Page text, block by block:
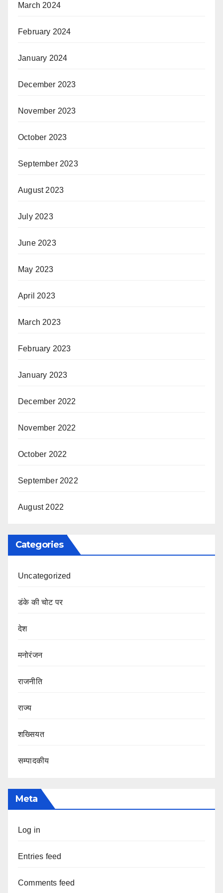
March 2024
February 2024
January 2024
December 2023
November 2023
October 2023
September 2023
August 2023
July 2023
June 2023
May 2023
April 2023
March 2023
February 2023
January 2023
December 2022
November 2022
October 2022
September 2022
August 2022
Categories
Uncategorized
डंके की चोट पर
देश
मनोरंजन
राजनीति
राज्य
शख्सियत
सम्पादकीय
Meta
Log in
Entries feed
Comments feed